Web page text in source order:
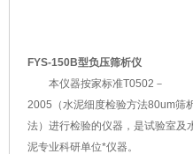
FYS-150B型负压筛析仪
本仪器按家标准T0502－
2005（水泥细度检验方法80um筛
法）进行检验的仪器，是试验室及
泥专业科研单位*仪器。